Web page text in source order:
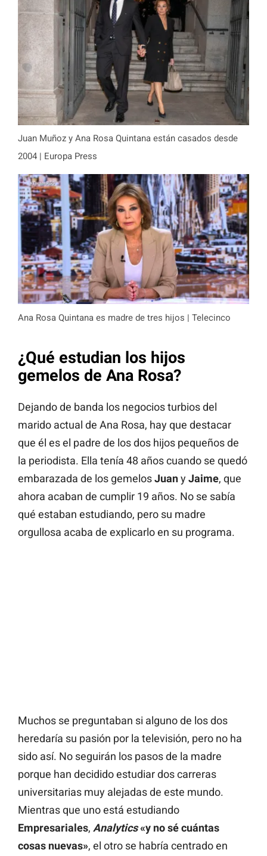
Juan Muñoz y Ana Rosa Quintana están casados desde
2004 | Europa Press
Ana Rosa Quintana es madre de tres hijos | Telecinco
¿Qué estudian los hijos
gemelos de Ana Rosa?
Dejando de banda los negocios turbios del
marido actual de Ana Rosa, hay que destacar
que él es el padre de los dos hijos pequeños de
la periodista. Ella tenía 48 años cuando se quedó
embarazada de los gemelosJuany Jaime, que
ahora acaban de cumplir 19 años. No se sabía
qué estaban estudiando, pero su madre
orgullosa acaba de explicarlo en su programa.
Muchos se preguntaban si alguno de los dos
heredaría su pasión por la televisión, pero no ha
sido así. No seguirán los pasos de la madre
porque han decidido estudiar dos carreras
universitarias muy alejadas de este mundo.
Mientras que uno está estudiando
Empresariales, Analytics«y no sé cuántas
cosas nuevas», el otro se habría centrado en